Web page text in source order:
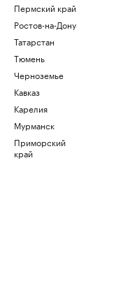
Пермский край
Ростов-на-Дону
Татарстан
Тюмень
Черноземье
Кавказ
Карелия
Мурманск
Приморский
край